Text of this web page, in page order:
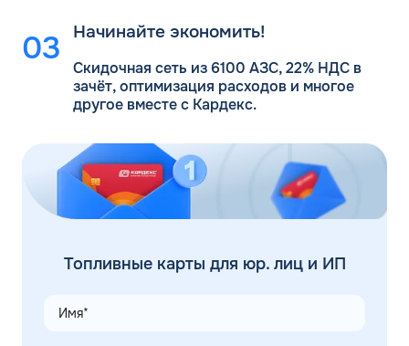
Начинайте экономить!
Скидочная сеть из 6100 АЗС, 22% НДС в
зачёт, оптимизация расходов и многое
другое вместе с Кардекс.
Топливные карты для юр. лиц и ИП